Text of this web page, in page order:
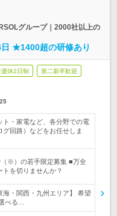
グループ｜2000社以上の
★1400超の研修あり
休2日制 第二新卒歓迎
ト・家電など、各分野での電
回路）などをお任せしま
※）の若手限定募集 ■万全
を切りませんか？
海・関西・九州エリア】 希望
べる…